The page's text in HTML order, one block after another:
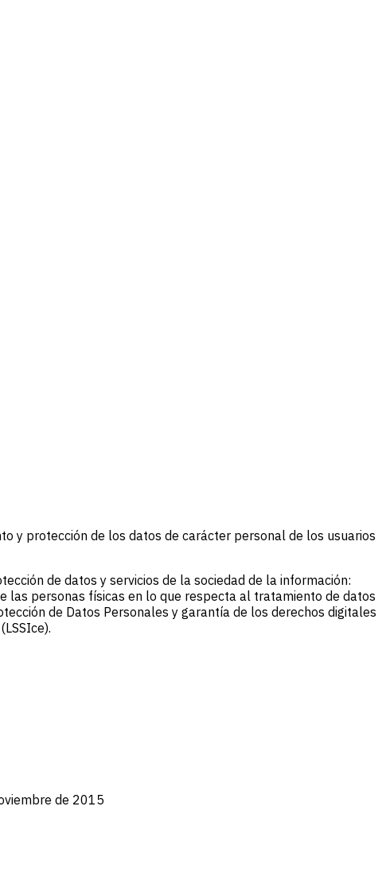
y protección de los datos de carácter personal de los usuarios
de datos y servicios de la sociedad de la información:
personas físicas en lo que respecta al tratamiento de datos
de Datos Personales y garantía de los derechos digitales
de 2015